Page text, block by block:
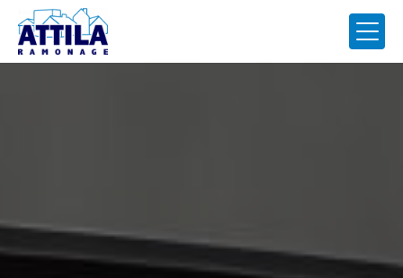
Panneau de gestion des cookies